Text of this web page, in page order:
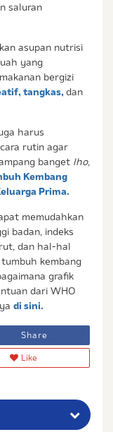
saluran
asupan nutrisi
yang
bergizi
tangkas, dan
harus
rutin agar
banget lho,
Kembang
Prima.
memudahkan
badan, indeks
dan hal-hal
kembang
grafik
dari WHO
di sini.
Share
Like